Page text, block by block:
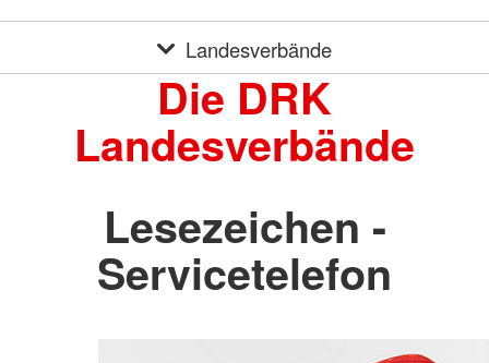
Landesverbände
Die DRK
Landesverbände
Lesezeichen -
Servicetelefon